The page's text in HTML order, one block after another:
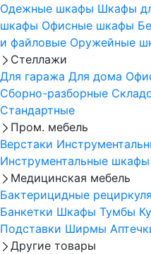
Одежные шкафы Шкафы
шкафы Офисные шкафы
и файловые Оружейные
Стеллажи
Для гаража Для дома
Сборно-разборные
Стандартные
Пром. мебель
Верстаки
Инструментальные шкафы
Медицинская мебель
Бактерицидные
Банкетки Шкафы Тумбы
Подставки Ширмы
Другие товары